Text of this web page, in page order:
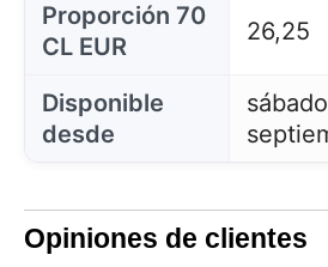
Proporción 70
CL EUR
26,25
Disponible
desde
Opiniones de clientes